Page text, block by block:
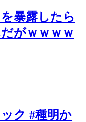
暴露したら
がｗｗｗｗ
ク #種明か